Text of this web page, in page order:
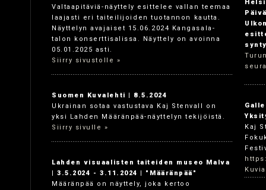
Valtaapitäviä-näyttely esittelee vallan teemaa
laajasti eri taiteilijoiden tuotannon kautta.
Näyttelyn avajaiset 15.06.2024 Kangasala-
talon konserttisalissa. Näyttely on avoinna
05.01.2025 asti.
Siirry sivustolle »
Suomen Kuvalehti | 8.5.2024
Ukrainan sotaa vastustava Kaj Stenvall on
yksi Lahden Määränpää-näyttelyn tekijöistä.
Siirry sivulle »
Lahden visuaalisten taiteiden museo Malva
| 3.5.2024 - 3.11.2024 | "Määränpää"
Määränpää on näyttely, joka kertoo
Kaj